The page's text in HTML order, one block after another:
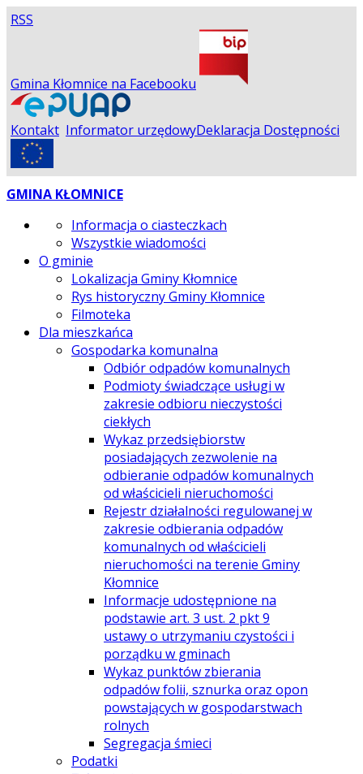
RSS
Gmina Kłomnice na Facebooku
Kontakt Informator urzędowyDeklaracja Dostępności
GMINA KŁOMNICE
Informacja o ciasteczkach
Wszystkie wiadomości
O gminie
Lokalizacja Gminy Kłomnice
Rys historyczny Gminy Kłomnice
Filmoteka
Dla mieszkańca
Gospodarka komunalna
Odbiór odpadów komunalnych
Podmioty świadczące usługi w
zakresie odbioru nieczystości
ciekłych
Wykaz przedsiębiorstw
posiadających zezwolenie na
odbieranie odpadów komunalnych
od właścicieli nieruchomości
Rejestr działalności regulowanej w
zakresie odbierania odpadów
komunalnych od właścicieli
nieruchomości na terenie Gminy
Kłomnice
Informacje udostępnione na
podstawie art. 3 ust. 2 pkt 9
ustawy o utrzymaniu czystości i
porządku w gminach
Wykaz punktów zbierania
odpadów folii, sznurka oraz opon
powstających w gospodarstwach
rolnych
Segregacja śmieci
Podatki